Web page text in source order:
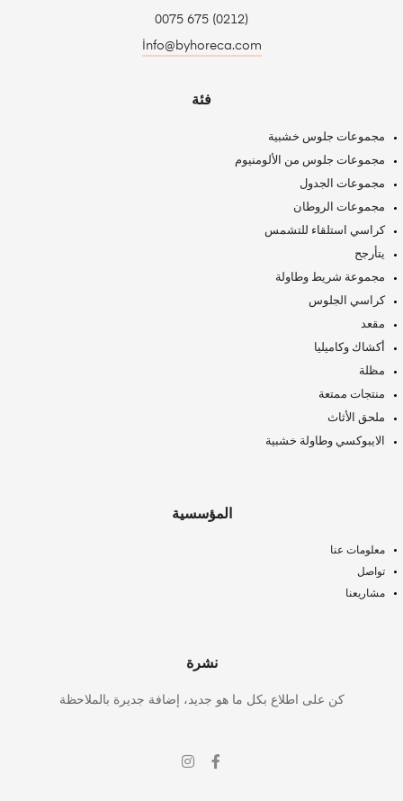
(0212) 675 0075
İnfo@byhoreca.com
فئة
مجموعات جلوس خشبية
مجموعات جلوس من الألومنيوم
مجموعات الجدول
مجموعات الروطان
كراسي استلقاء للتشمس
يتأرجح
مجموعة شريط وطاولة
كراسي الجلوس
مقعد
أكشاك وكاميليا
مظلة
منتجات ممتعة
ملحق الأثاث
الايبوكسي وطاولة خشبية
المؤسسية
معلومات عنا
تواصل
مشاريعنا
نشرة
كن على اطلاع بكل ما هو جديد، إضافة جديرة بالملاحظة